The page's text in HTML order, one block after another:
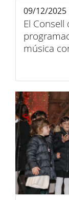
El
música
09/12/2025